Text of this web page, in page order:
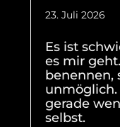
23. Juli 2026
Es ist
es mir
benennen,
unmöglich.
gerade
selbst.